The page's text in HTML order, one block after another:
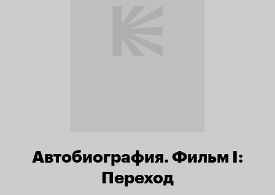
Автобиография. Фильм I:
Переход